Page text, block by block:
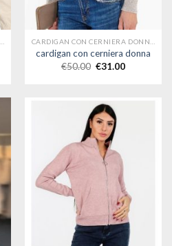
cardigan con cerniera donna
€50.00 €31.00